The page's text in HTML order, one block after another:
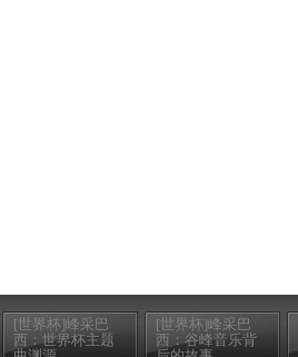
[世界杯]峰采巴
西：世界杯主题
[世界杯]峰采巴
西：谷峰音乐背